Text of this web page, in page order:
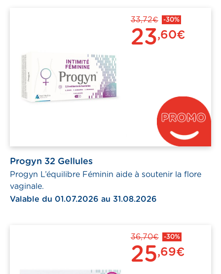
33,72€ -30%
23,60€
Progyn 32 Gellules
Progyn L’équilibre Féminin aide à soutenir la flore
vaginale.
Valable du 01.07.2026 au 31.08.2026
36,70€ -30%
25,69€